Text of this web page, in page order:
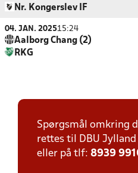
Nr. Kongerslev IF
04. JAN. 202515:24
Aalborg Chang (2)
RKG
Spørgsmål omkring
rettes til DBU Jylland
eller på tlf: 8939